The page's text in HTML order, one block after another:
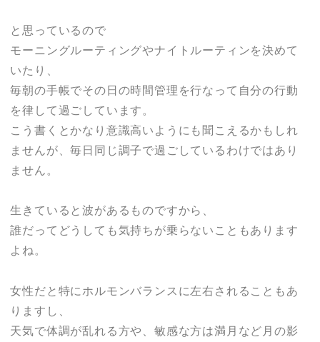
と思っているので
モーニングルーティングやナイトルーティンを決めて
いたり、
毎朝の手帳でその日の時間管理を行なって自分の行動
を律して過ごしています。
こう書くとかなり意識高いようにも聞こえるかもしれ
ませんが、毎日同じ調子で過ごしているわけではあり
ません。
生きていると波があるものですから、
誰だってどうしても気持ちが乗らないこともあります
よね。
女性だと特にホルモンバランスに左右されることもあ
りますし、
天気で体調が乱れる方や、敏感な方は満月など月の影